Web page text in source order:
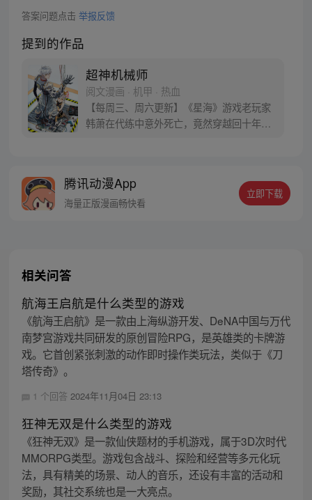
答案问题点击 举报反馈
提到的作品
超神机械师
阅文漫画 · 机甲 · 热血
【每周三、周六更新】《星海》游戏老玩家
韩萧在代练中意外死亡，竟然穿越回十年前
心修炼。熟知游戏多个版本迭代与规则的
他，誓要在新的世界中，统领机械大军，从
腾讯动漫App
海量正版漫画畅快看
立即下载
相关问答
航海王启航是什么类型的游戏
《航海王启航》是一款由上海纵游开发、DeNA中国与万代
南梦宫游戏共同研发的原创冒险RPG，是英雄类的卡牌游
戏。它首创紧张刺激的动作即时操作类玩法，类似于《刀
塔传奇》。
1 个回答 2024年11月04日 23:13
狂神无双是什么类型的游戏
《狂神无双》是一款仙侠题材的手机游戏，属于3D次时代
MMORPG类型。游戏包含战斗、探险和经营等多元化玩
法，具有精美的场景、动人的音乐，还设有丰富的活动和
奖励，其社交系统也是一大亮点。